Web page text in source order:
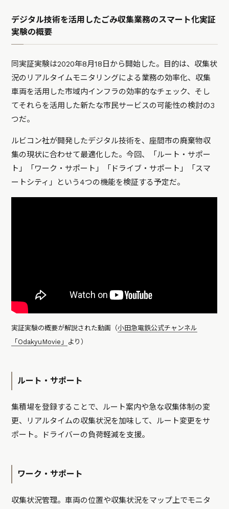
デジタル技術を活用したごみ収集業務のスマート化実証
実験の概要
同実証実験は2020年8月18日から開始した。目的は、収集状
況のリアルタイムモニタリングによる業務の効率化、収集
車両を活用した市域内インフラの効率的なチェック、そし
てそれらを活用した新たな市民サービスの可能性の検討の3
つだ。
ルビコン社が開発したデジタル技術を、座間市の廃棄物収
集の現状に合わせて最適化した。今回、「ルート・サポー
ト」「ワーク・サポート」「ドライブ・サポート」「スマ
ートシティ」という4つの機能を検証する予定だ。
実証実験の概要が解説された動画（小田急電鉄公式チャンネル
「OdakyuMovie」
より）
ルート・サポート
集積場を登録することで、ルート案内や急な収集体制の変
更、リアルタイムの収集状況を加味して、ルート変更をサ
ポート。ドライバーの負荷軽減を支援。
ワーク・サポート
収集状況管理。車両の位置や収集状況をマップ上でモニタ